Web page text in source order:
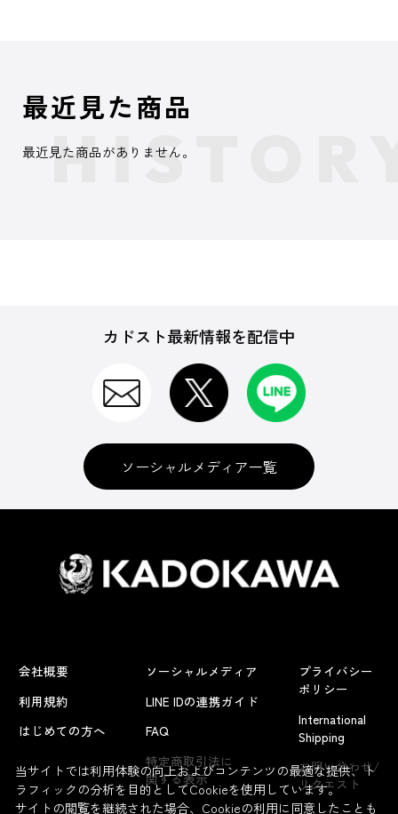
よくあるお問い合わせ
最近見た商品
最近見た商品がありません。
カドスト最新情報を配信中
ソーシャルメディア一覧
会社概要
利用規約
はじめての方へ
ソーシャルメディア
LINE IDの連携ガイド
FAQ
特定商取引法に
関する表示
プライバシー
ポリシー
International
Shipping
お問い合わせ/
リクエスト
当サイトでは利用体験の向上およびコンテンツの最適な提供、ト
ラフィックの分析を目的としてCookieを使用しています。
サイトの閲覧を継続された場合、Cookieの利用に同意したことも